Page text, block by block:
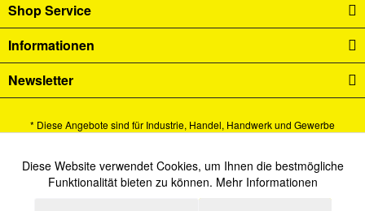
Shop Service
Informationen
Newsletter
* Diese Angebote sind für Industrie, Handel, Handwerk und Gewerbe
Alle Preise verstehen sich zzgl. Mehrwertsteuer undVersandkostenund ggf.
Nachnahmegebühren, wenn nicht anders beschrieben.
Funktionale Aktiv
Diese Website verwendet Cookies, um Ihnen die bestmögliche
Funktionalität bieten zu können. Mehr Informationen